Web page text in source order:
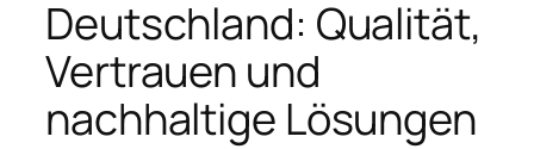
Deutschland: Qualität,
Vertrauen und
nachhaltige Lösungen